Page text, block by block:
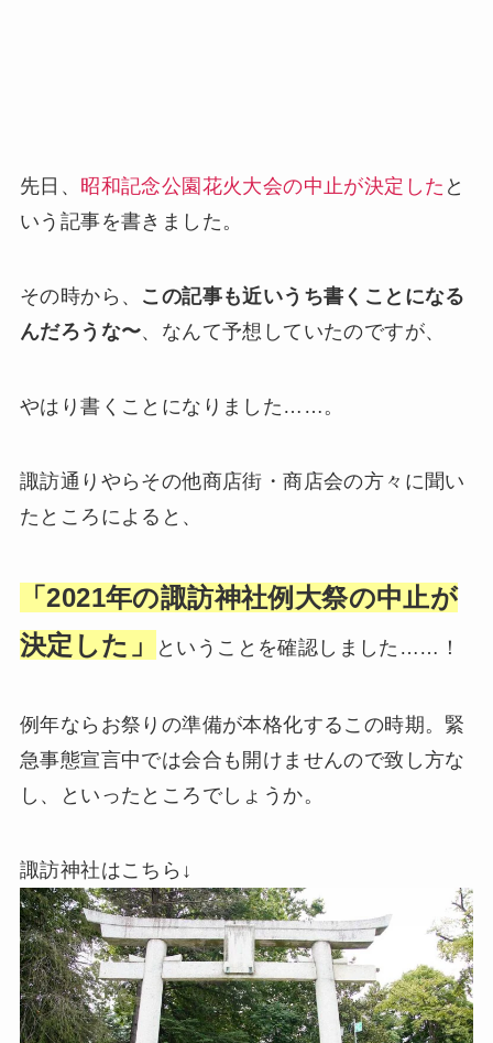
先日、 昭和記念公園花火大会の中止が決定した と
いう記事を書きました。
その時から、 この記事も近いうち書くことになる
んだろうな〜、なんて予想していたのですが、
やはり書くことになりました……。
諏訪通りやらその他商店街・商店会の方々に聞い
たところによると、
「2021年の諏訪神社例大祭の中止が
決定した」
ということを確認しました……！
例年ならお祭りの準備が本格化するこの時期。緊
急事態宣言中では会合も開けませんので致し方な
し、といったところでしょうか。
諏訪神社はこちら↓